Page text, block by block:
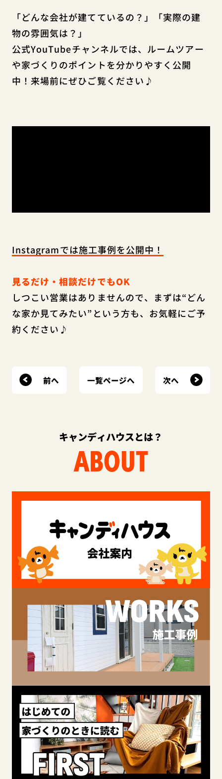
「どんな会社が建てているの？」「実際の建
物の雰囲気は？」
公式YouTubeチャンネルでは、ルームツアー
や家づくりのポイントを分かりやすく公開
中！来場前にぜひご覧ください♪
Instagramでは施工事例を公開中！
見るだけ・相談だけでもOK
しつこい営業はありませんので、まずは“どん
な家か見てみたい”という方も、お気軽にご予
約ください♪
前へ 一覧ページへ 次へ
キャンディハウスとは？
ABOUT